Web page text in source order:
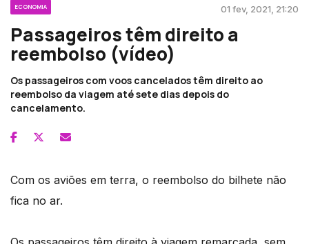
ECONOMIA 01 fev, 2021, 21:20
Passageiros têm direito a
reembolso (vídeo)
Os passageiros com voos cancelados têm direito ao
reembolso da viagem até sete dias depois do
cancelamento.
Com os aviões em terra, o reembolso do bilhete não
fica no ar.